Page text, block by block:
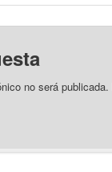
no será publicada.